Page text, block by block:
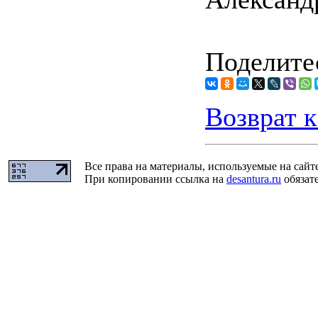
Возврат
Все права на материалы, используемые на
При копировании ссылка на desantura.ru